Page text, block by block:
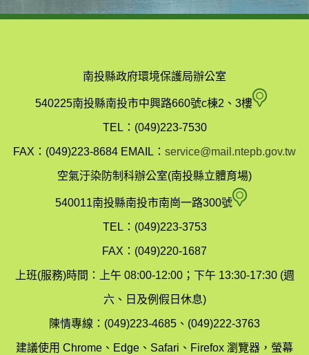
南投縣政府環境保護局辦公室
540225南投縣南投市中興路660號c棟2、3樓 南
縣
保
局
TEL：(049)223-7530
FAX：(049)223-8684 EMAIL： service@mail.ntepb.gov.tw
空氣汙染防制科辦公室(南投縣立體育場)
540011南投縣南投市南崗一路300號 空
染
制
科
TEL：(049)223-3753
FAX：(049)220-1687
上班(服務)時間：上午 08:00-12:00；下午 13:30-17:30 (週
六、日及例假日休息)
陳情專線：(049)223-4685、(049)222-3763
建議使用 Chrome、Edge、Safari、Firefox 瀏覽器，螢幕